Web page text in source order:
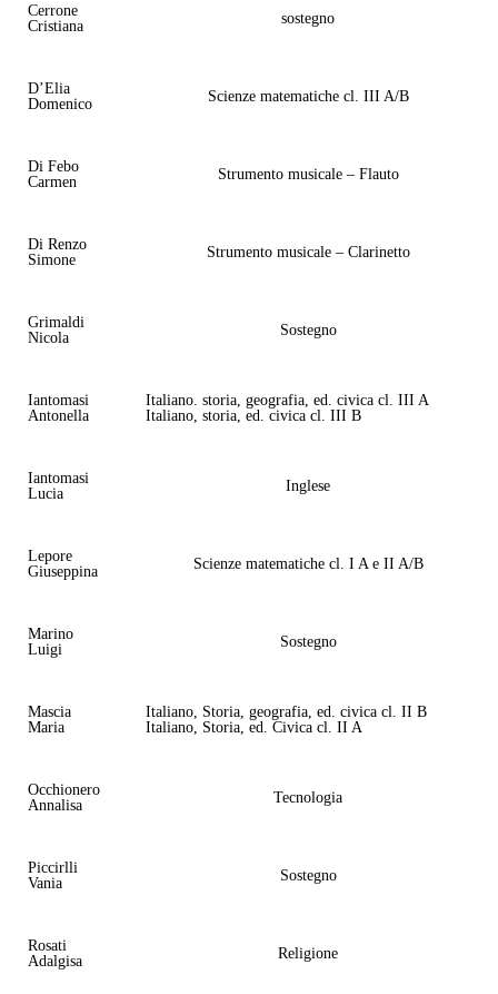
Cerrone
Cristiana
sostegno
D’Elia
Domenico
Scienze matematiche cl. III A/B
Di Febo
Carmen
Strumento musicale – Flauto
Di Renzo
Simone
Strumento musicale – Clarinetto
Grimaldi
Nicola
Sostegno
Iantomasi
Antonella
Italiano. storia, geografia, ed. civica cl. III A
Italiano, storia, ed. civica cl. III B
Iantomasi
Lucia
Inglese
Lepore
Giuseppina
Scienze matematiche cl. I A e II A/B
Marino
Luigi
Sostegno
Mascia
Maria
Italiano, Storia, geografia, ed. civica cl. II B
Italiano, Storia, ed. Civica cl. II A
Occhionero
Annalisa
Tecnologia
Piccirlli
Vania
Sostegno
Rosati
Adalgisa
Religione